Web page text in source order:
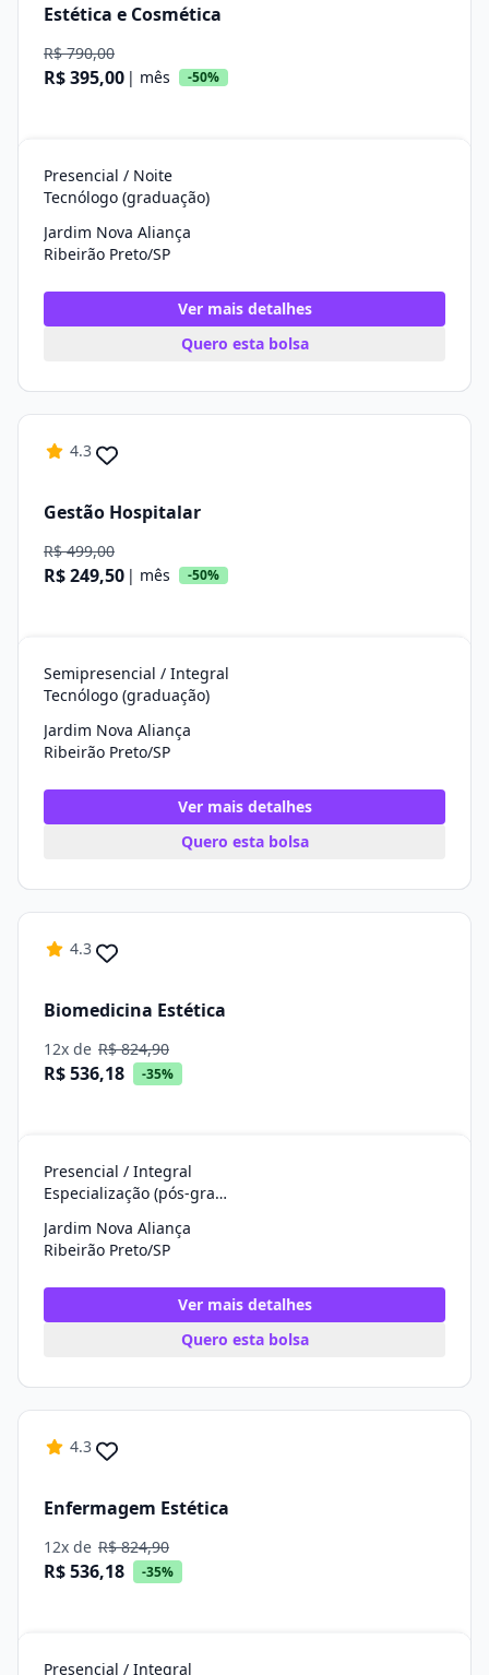
Estética e Cosmética
R$ 790,00
R$ 395,00 | mês -50%
Presencial / Noite
Tecnólogo (graduação)
Jardim Nova Aliança
Ribeirão Preto/SP
Ver mais detalhes
Quero esta bolsa
4.3
Gestão Hospitalar
R$ 499,00
R$ 249,50 | mês -50%
Semipresencial / Integral
Tecnólogo (graduação)
Jardim Nova Aliança
Ribeirão Preto/SP
Ver mais detalhes
Quero esta bolsa
4.3
Biomedicina Estética
12x de R$ 824,90
R$ 536,18 -35%
Presencial / Integral
Especialização (pós-graduação)
Jardim Nova Aliança
Ribeirão Preto/SP
Ver mais detalhes
Quero esta bolsa
4.3
Enfermagem Estética
12x de R$ 824,90
R$ 536,18 -35%
Presencial / Integral